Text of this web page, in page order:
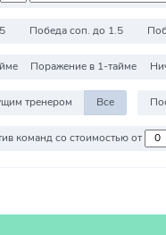
Победа соп. до 1.5
Поражение в 1-тайме
тренером Все
Против команд со стоимостью от